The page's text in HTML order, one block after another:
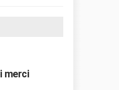
merci